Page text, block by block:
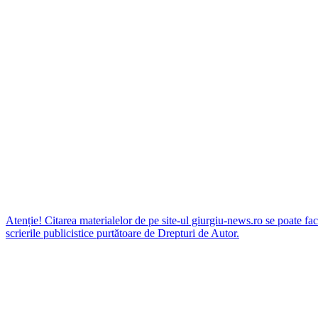
Atenție! Citarea materialelor de pe site-ul giurgiu-news.ro se poate
scrierile publicistice purtătoare de Drepturi de Autor.